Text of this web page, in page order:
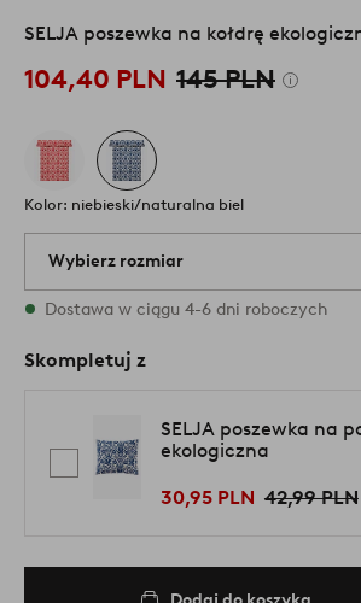
SELJA poszewka na kołdrę
104,40 PLN 145 PLN
Kolor: niebieski/naturalna biel
Wybierz rozmiar
{variants} rozmiary są dostępne w
Dostawa w ciągu 4-6 dni roboczych
Skompletuj z
SELJA poszewka na
ekologiczna
30,95 PLN 42,99 PLN